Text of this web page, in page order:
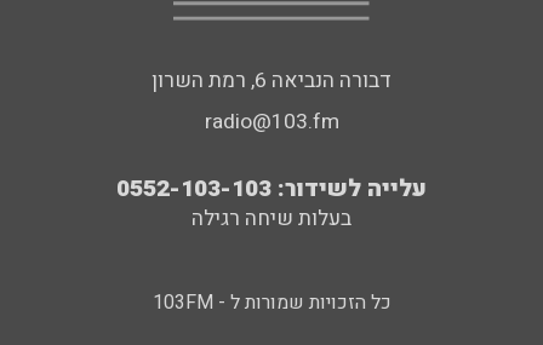
דבורה הנביאה 6, רמת השרון
radio@103.fm
עלייה לשידור: 0552-103-103
בעלות שיחה רגילה
כל הזכויות שמורות ל - 103FM